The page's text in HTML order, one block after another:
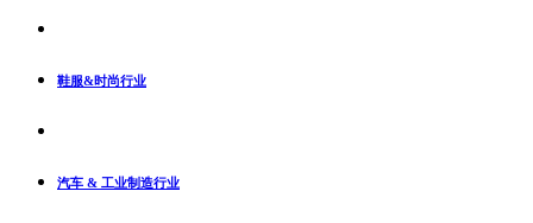
鞋服&时尚行业
汽车 & 工业制造行业